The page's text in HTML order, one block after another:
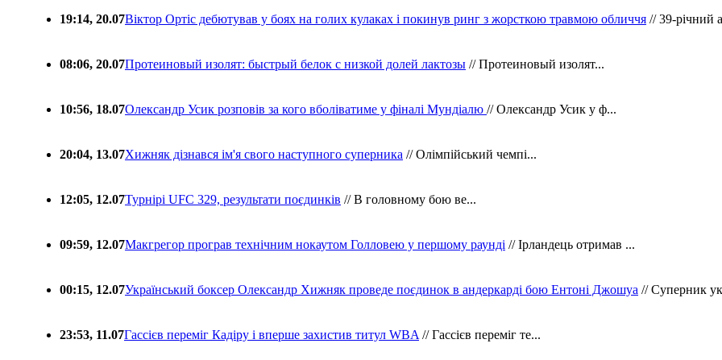
19:14, 20.07Віктор Ортіс дебютував у боях на голих кулаках і покинув ринг з жорсткою травмою обличчя // 39-річний
08:06, 20.07Протеиновый изолят: быстрый белок с низкой долей лактозы // Протеиновый изолят...
10:56, 18.07Олександр Усик розповів за кого вболіватиме у фіналі Мундіалю // Олександр Усик у ф...
20:04, 13.07Хижняк дізнався ім'я свого наступного суперника // Олімпійський чемпі...
12:05, 12.07Турнірі UFC 329, результати поєдинків // В головному бою ве...
09:59, 12.07Макгрегор програв технічним нокаутом Голловею у першому раунді // Ірландець отримав ...
00:15, 12.07Український боксер Олександр Хижняк проведе поєдинок в андеркарді бою Ентоні Джошуа // Суперник
23:53, 11.07Гассієв переміг Кадіру і вперше захистив титул WBA // Гассієв переміг те...